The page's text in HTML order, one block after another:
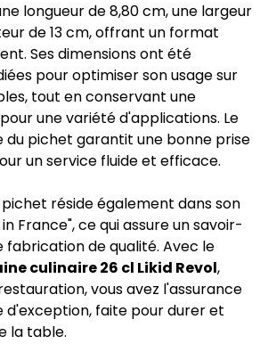
longueur de 8,80 cm, une largeur
de 13 cm, offrant un format
Ses dimensions ont été
pour optimiser son usage sur
tout en conservant une
une variété d'applications. Le
du pichet garantit une bonne prise
un service fluide et efficace.
réside également dans son
France", ce qui assure un savoir-
fabrication de qualité. Avec le
culinaire 26 cl Likid Revol,
vous avez l'assurance
d'exception, faite pour durer et
la table.